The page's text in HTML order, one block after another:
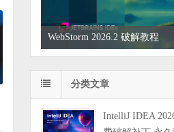
WebStorm 2026.2 破解教程
分类文章
IntelliJ IDEA